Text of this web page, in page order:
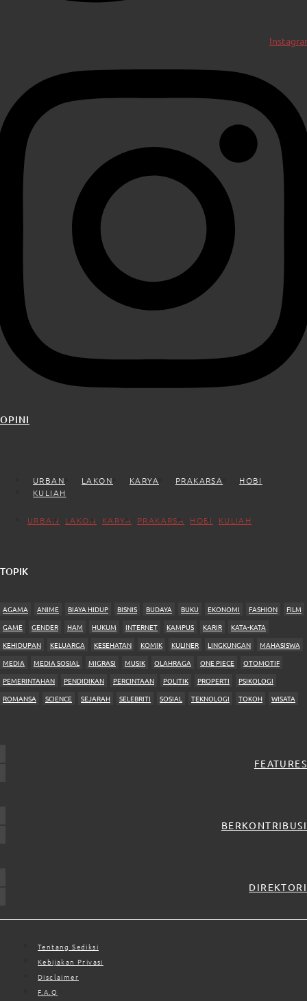
OPINI
URBAN LAKON KARYA PRAKARSA
HOBI
KULIAH
URBAN LAKON KARYA PRAKARSA HOBI KULIAH
TOPIK
AGAMA ANIME BIAYA HIDUP BISNIS BUDAYA BUKU EKONOMI FASHION
FILM
GAME
GENDER HAM HUKUM INTERNET KAMPUS KARIR
KATA-KATA
KEHIDUPAN
KELUARGA KESEHATAN KOMIK KULINER LINGKUNGAN
MAHASISWA
MEDIA
MEDIA SOSIAL MIGRASI MUSIK OLAHRAGA ONE PIECE
OTOMOTIF
PEMERINTAHAN
PENDIDIKAN PERCINTAAN POLITIK PROPERTI
PSIKOLOGI
ROMANSA
SCIENCE SEJARAH SELEBRITI SOSIAL TEKNOLOGI TOKOH WISATA
FEATURES
BERKONTRIBUSI
DIREKTORI
Tentang Sediksi
Kebijakan Privasi
Disclaimer
F.A.Q